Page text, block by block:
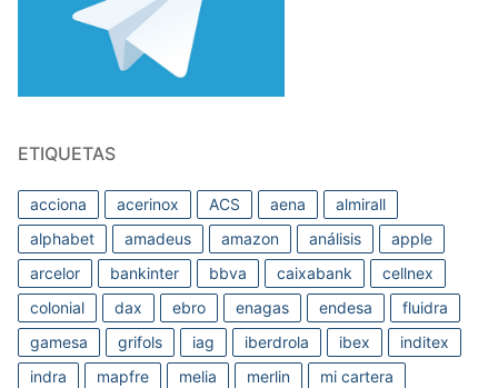
ETIQUETAS
acciona acerinox ACS aena
almirall
alphabet
amadeus amazon análisis
apple
arcelor
bankinter bbva caixabank
cellnex
colonial
dax ebro enagas endesa
fluidra
gamesa
grifols iag iberdrola ibex
inditex
indra
mapfre melia merlin
mi cartera